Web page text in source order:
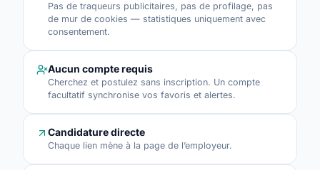
Pas de traqueurs publicitaires, pas de profilage, pas
de mur de cookies — statistiques uniquement avec
consentement.
Aucun compte requis
Cherchez et postulez sans inscription. Un compte
facultatif synchronise vos favoris et alertes.
Candidature directe
Chaque lien mène à la page de l’employeur.